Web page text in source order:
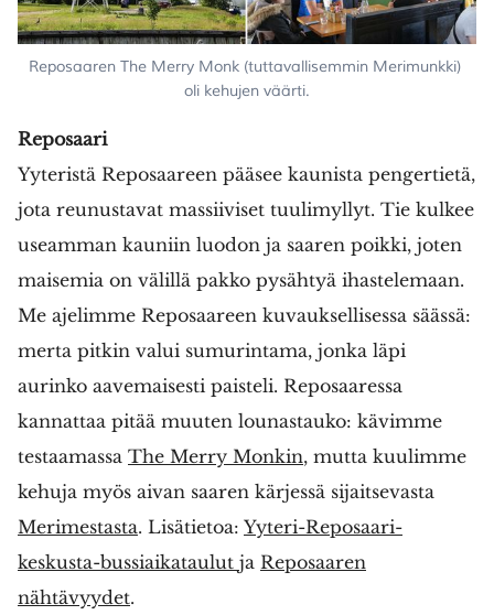
Reposaaren The Merry Monk (tuttavallisemmin Merimunkki)
oli kehujen väärti.
Reposaari
Yyteristä Reposaareen pääsee kaunista pengertietä,
jota reunustavat massiiviset tuulimyllyt. Tie kulkee
useamman kauniin luodon ja saaren poikki, joten
maisemia on välillä pakko pysähtyä ihastelemaan.
Me ajelimme Reposaareen kuvauksellisessa säässä:
merta pitkin valui sumurintama, jonka läpi
aurinko aavemaisesti paisteli. Reposaaressa
kannattaa pitää muuten lounastauko: kävimme
testaamassa The Merry Monkin, mutta kuulimme
kehuja myös aivan saaren kärjessä sijaitsevasta
Merimestasta. Lisätietoa: Yyteri-Reposaari-
keskusta-bussiaikataulut ja Reposaaren
nähtävyydet.